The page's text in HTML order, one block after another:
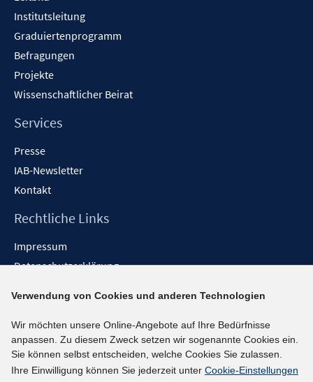
Institutsleitung
Graduiertenprogramm
Befragungen
Projekte
Wissenschaftlicher Beirat
Services
Presse
IAB-Newsletter
Kontakt
Rechtliche Links
Impressum
Datenschutzerklärung
Barrieren melden
Social-Media-Kanäle
BlueSky
Verwendung von Cookies und anderen Technologien
Wir möchten unsere Online-Angebote auf Ihre Bedürfnisse
anpassen. Zu diesem Zweck setzen wir sogenannte Cookies ein.
Sie können selbst entscheiden, welche Cookies Sie zulassen.
Ihre Einwilligung können Sie jederzeit unter Cookie-Einstellungen